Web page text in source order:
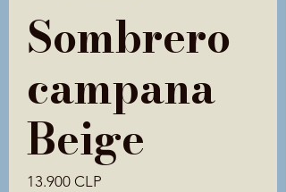
Sombrero
campana
Beige
13.900 CLP